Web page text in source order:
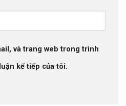
và trang web trong trình
kế tiếp của tôi.